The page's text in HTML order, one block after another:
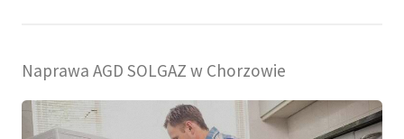
Naprawa AGD SOLGAZ w Chorzowie